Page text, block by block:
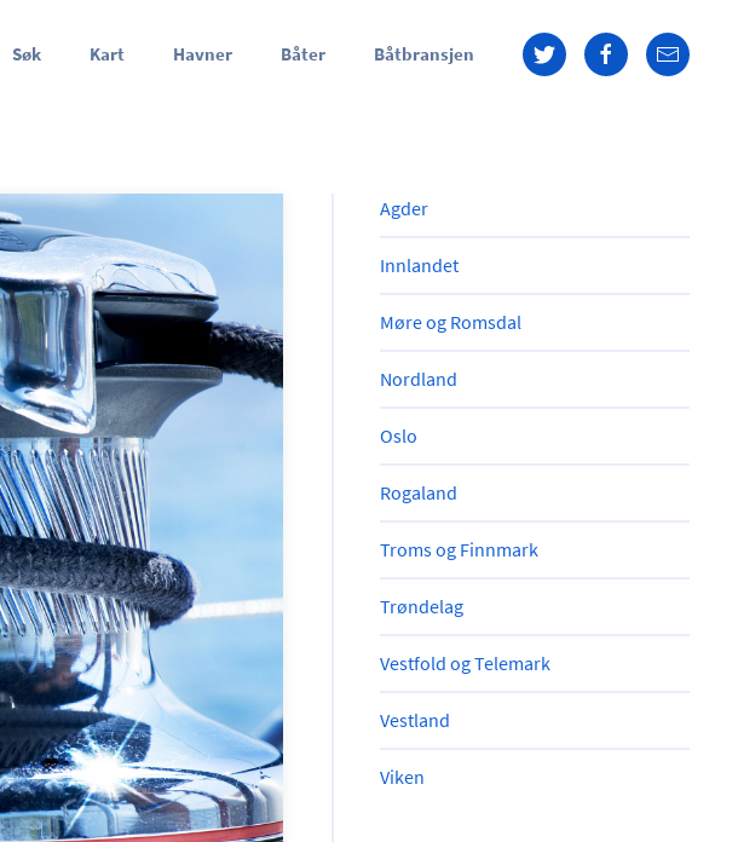
Søk Kart Havner Båter Båtbransjen
Agder
Innlandet
Møre og Romsdal
Nordland
Oslo
Rogaland
Troms og Finnmark
Trøndelag
Vestfold og Telemark
Vestland
Viken